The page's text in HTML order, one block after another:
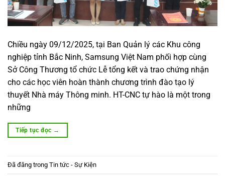
Chiều ngày 09/12/2025, tại Ban Quản lý các Khu công
nghiệp tỉnh Bắc Ninh, Samsung Việt Nam phối hợp cùng
Sở Công Thương tổ chức Lễ tổng kết và trao chứng nhận
cho các học viên hoàn thành chương trình đào tạo lý
thuyết Nhà máy Thông minh. HT-CNC tự hào là một trong
những
Tiếp tục đọc →
Đã đăng trong Tin tức - Sự Kiện